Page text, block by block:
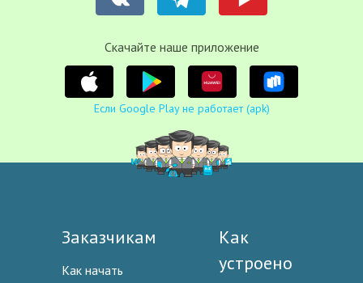
Cкачайте наше приложение
Если Google Play не работает (apk)
Заказчикам
Как начать
Как
устроено